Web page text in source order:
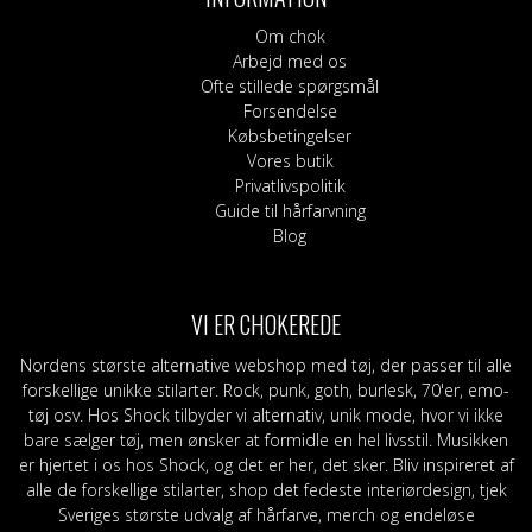
vælges
varesiden
Om chok
Arbejd med os
Ofte stillede spørgsmål
Forsendelse
Købsbetingelser
Vores butik
Privatlivspolitik
Guide til hårfarvning
Blog
VI ER CHOKEREDE
Nordens største alternative webshop med tøj, der passer til alle
forskellige unikke stilarter. Rock, punk, goth, burlesk, 70'er, emo-
tøj osv. Hos Shock tilbyder vi alternativ, unik mode, hvor vi ikke
bare sælger tøj, men ønsker at formidle en hel livsstil. Musikken
er hjertet i os hos Shock, og det er her, det sker. Bliv inspireret af
alle de forskellige stilarter, shop det fedeste interiørdesign, tjek
Sveriges største udvalg af hårfarve, merch og endeløse